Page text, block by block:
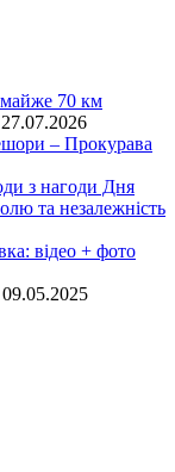
70 км
27.07.2026
– Прокурава
з нагоди Дня
та незалежність
відео + фото
09.05.2025